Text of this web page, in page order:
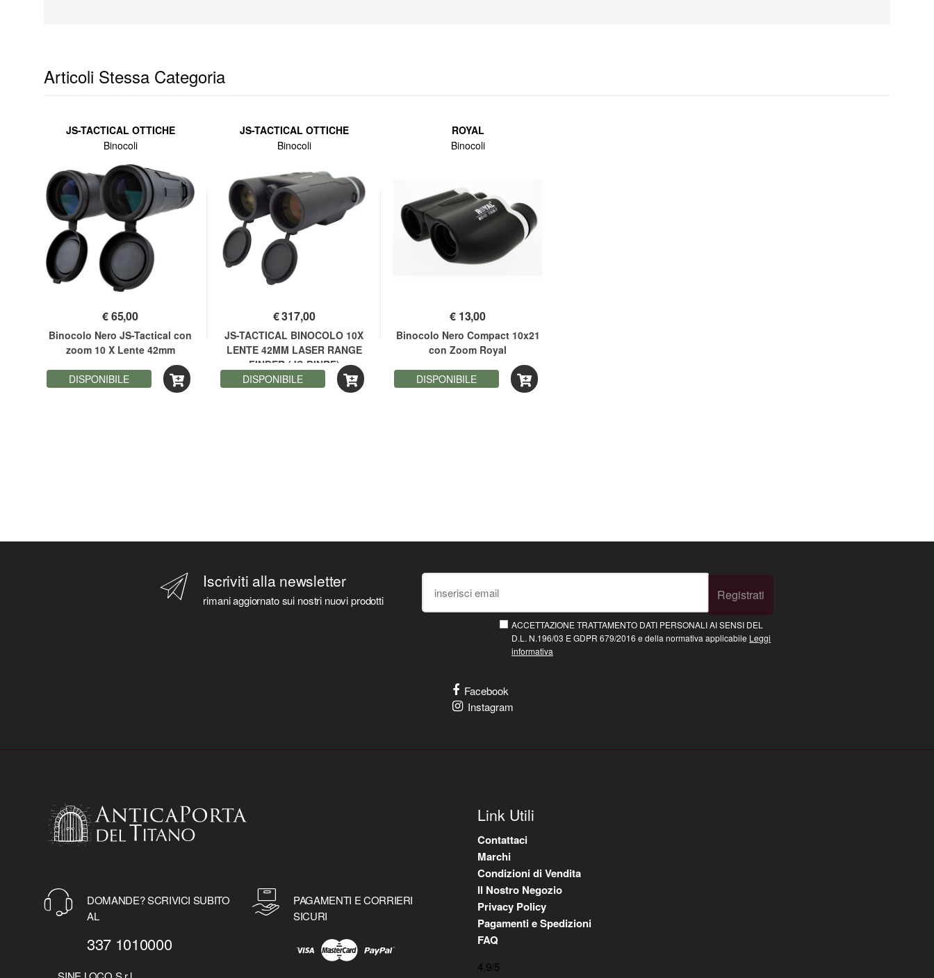
Articoli Stessa Categoria
JS-TACTICAL OTTICHE
Binocoli
€65,00
Binocolo Nero JS-Tactical con
zoom 10 X Lente 42mm
DISPONIBILE
JS-TACTICAL OTTICHE
Binocoli
€317,00
JS-TACTICAL BINOCOLO 10X
LENTE 42MM LASER RANGE
FINDER (JS-BINRF)
DISPONIBILE
ROYAL
Binocoli
€ 13,00
Binocolo Nero Compact 10x21
con Zoom Royal
DISPONIBILE
Iscriviti alla newsletter
rimani aggiornato sui nostri nuovi prodotti Registrati
ACCETTAZIONE TRATTAMENTO DATI PERSONALI AI SENSI DEL
D.L. N.196/03 E GDPR 679/2016 e della normativa applicabile Leggi
informativa
Facebook
Instagram
DOMANDE? SCRIVICI SUBITO
AL
337 1010000
PAGAMENTI E CORRIERI
SICURI
Link Utili
Contattaci
Marchi
Condizioni di Vendita
Il Nostro Negozio
Privacy Policy
Pagamenti e Spedizioni
FAQ
4,9/5